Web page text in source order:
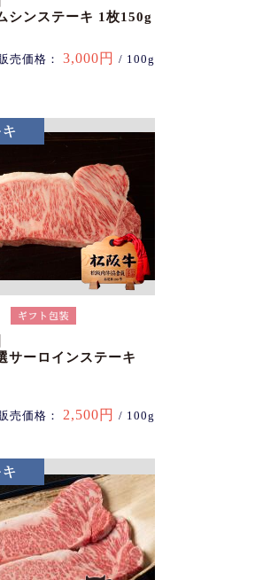
シンステーキ 1枚150g
売価格： 3,000円 / 100g
サーロインステーキ
売価格： 2,500円 / 100g